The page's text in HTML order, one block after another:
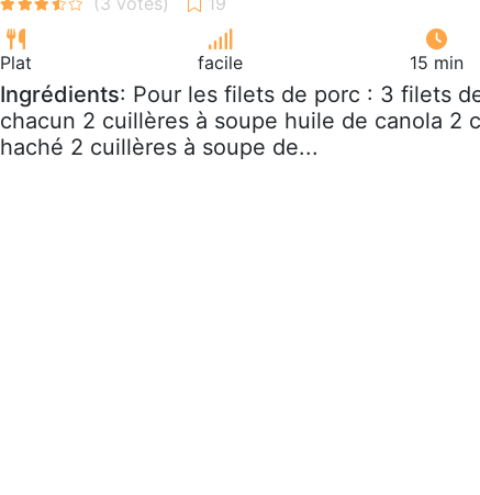
Plat facile 15 min
Ingrédients: Pour les filets de porc : 3 filets
chacun 2 cuillères à soupe huile de canola 2
haché 2 cuillères à soupe de...